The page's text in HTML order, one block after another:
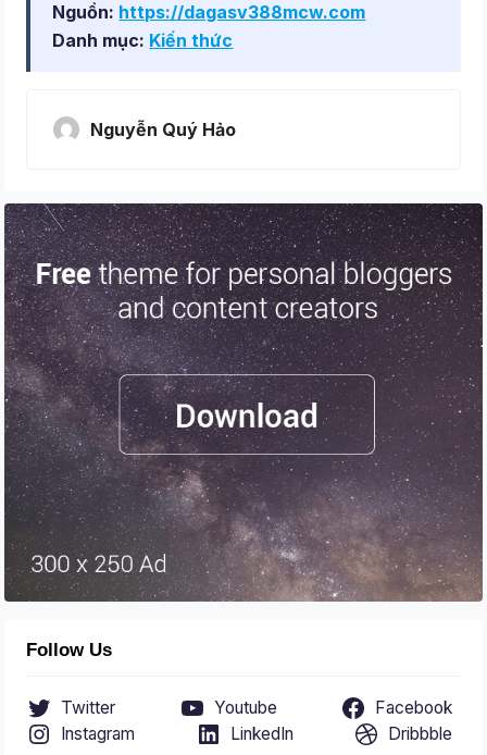
Nguồn: https://dagasv388mcw.com
Danh mục: Kiến thức
Nguyễn Quý Hảo
Follow Us
Twitter Youtube
Facebook
Instagram
LinkedIn Dribbble